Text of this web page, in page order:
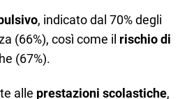
, indicato dal 70% degli
(66%), così come il rischio di
(67%).
alle prestazioni scolastiche,